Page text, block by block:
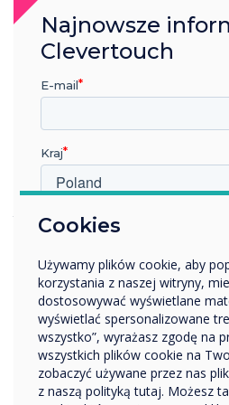
Transport
Turystyka
Mieszkaniowe
Produkcja
Chcielibyśmy się z Tobą
produktów i usług za
telefonu lub poczty.
Wyrażam zgodę na
jej partnerów w związku z moim
zapytaniem.
Aby uzyskać informacje o tym, jak
wykorzystujemy Twoje dane
prywatności.
Cookies
Używamy plików cookie, aby
korzystania z naszej witryny,
dostosowywać wyświetlane
wyświetlać spersonalizowane
wszystko”, wyrażasz zgodę na
wszystkich plików cookie na
zobaczyć używane przez nas
z naszą polityką tutaj. Możesz
Najnowsze
Clevertouch
E-mail
Kraj
W jakiej branży pracujesz?
Przedsiębiorstwo
Inne
Nazwa firmy
Chcielibyśmy się z Tobą
naszych produktów i usług za